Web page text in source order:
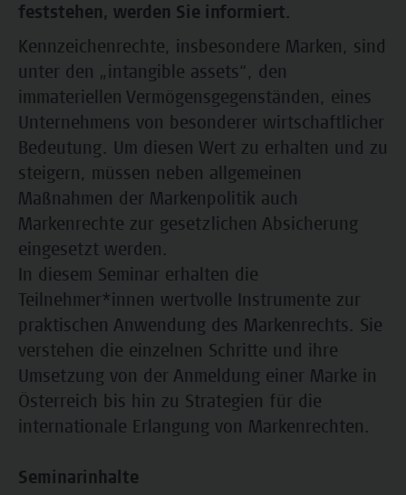
feststehen, werden Sie informiert.
Kennzeichenrechte, insbesondere Marken, sind
unter den „intangible assets“, den
immateriellen Vermögensgegenständen, eines
Unternehmens von besonderer wirtschaftlicher
Bedeutung. Um diesen Wert zu erhalten und zu
steigern, müssen neben allgemeinen
Maßnahmen der Markenpolitik auch
Markenrechte zur gesetzlichen Absicherung
eingesetzt werden.
In diesem Seminar erhalten die
Teilnehmer*innen wertvolle Instrumente zur
praktischen Anwendung des Markenrechts. Sie
verstehen die einzelnen Schritte und ihre
Umsetzung von der Anmeldung einer Marke in
Österreich bis hin zu Strategien für die
internationale Erlangung von Markenrechten.
Seminarinhalte